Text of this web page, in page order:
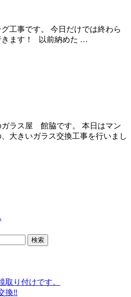
工事です。 今日だけでは終わら
きます！ 以前納めた …
ラス屋 館脇です。 本日はマン
大きいガラス交換工事を行いまし
取り付けです。
換‼︎